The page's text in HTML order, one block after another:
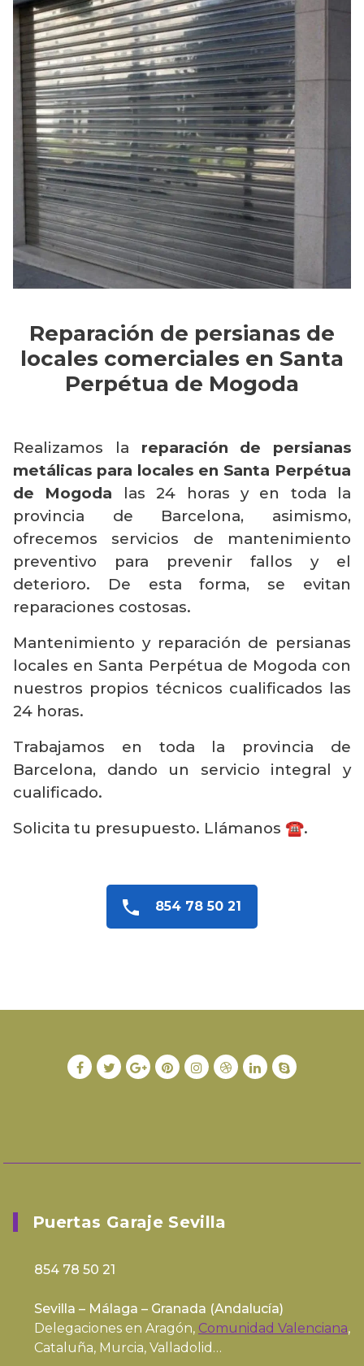
Reparación de persianas de
locales comerciales en Santa
Perpétua de Mogoda
Realizamos la reparación de persianas
metálicas para locales en Santa Perpétua
de Mogoda las 24 horas y en toda la
provincia de Barcelona, asimismo,
ofrecemos servicios de mantenimiento
preventivo para prevenir fallos y el
deterioro. De esta forma, se evitan
reparaciones costosas.
Mantenimiento y reparación de persianas
locales en Santa Perpétua de Mogoda con
nuestros propios técnicos cualificados las
24 horas.
Trabajamos en toda la provincia de
Barcelona, dando un servicio integral y
cualificado.
Solicita tu presupuesto. Llámanos ☎️.
854 78 50 21
Puertas Garaje Sevilla
854 78 50 21
Sevilla – Málaga – Granada (Andalucía)
Delegaciones en Aragón, Comunidad Valenciana,
Cataluña, Murcia, Valladolid…